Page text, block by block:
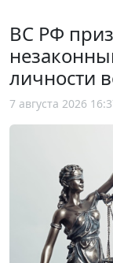
ВС РФ
личности
7 августа 2026